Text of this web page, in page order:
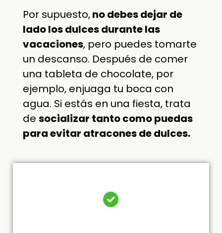
Por supuesto,no debes dejar de
lado los dulces durante las
vacaciones, pero puedes tomarte
un descanso. Después de comer
una tableta de chocolate, por
ejemplo, enjuaga tu boca con
agua. Si estás en una fiesta, trata
de socializar tanto como puedas
para evitar atracones de dulces.